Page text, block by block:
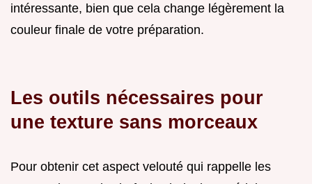
intéressante, bien que cela change légèrement la
couleur finale de votre préparation.
Les outils nécessaires pour
une texture sans morceaux
Pour obtenir cet aspect velouté qui rappelle les